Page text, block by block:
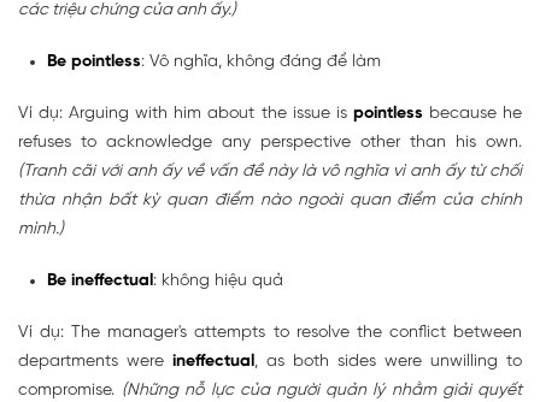
các triệu chứng của anh ấy.)
Be pointless: Vô nghĩa, không đáng để làm
Ví dụ: Arguing with him about the issue is pointless because he
refuses to acknowledge any perspective other than his own.
(Tranh cãi với anh ấy về vấn đề này là vô nghĩa vì anh ấy từ chối
thừa nhận bất kỳ quan điểm nào ngoài quan điểm của chính
mình.)
Be ineffectual: không hiệu quả
Ví dụ: The manager's attempts to resolve the conflict between
departments were ineffectual, as both sides were unwilling to
compromise. (Những nỗ lực của người quản lý nhằm giải quyết